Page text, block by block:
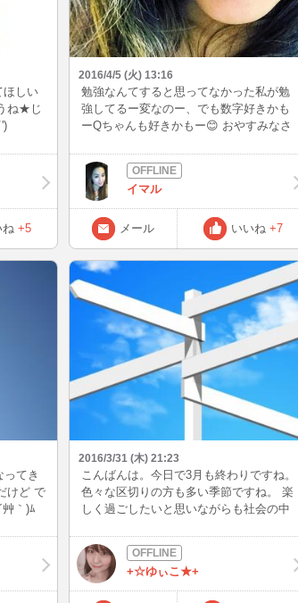
ほしい
ね★じ
ね +5
2016/4/5 (火) 13:16
勉強なんてすると思ってなかった私が勉
強してるー変なのー、でも数字好きかも
ーQちゃんも好きかもー😊 おやすみなさ
イマル
メール いいね +7
ってき
けど で
｀)ﾑ
2016/3/31 (木) 21:23
こんばんは。今日で3月も終わりですね。
色々な区切りの方も多い季節ですね。 楽
しく過ごしたいと思いながらも社会の中
いことが出来なかったり しますが、今日
は良い区切りの日です。 嫌な事は今日で
リセットしましょう♪
+☆ゆぃこ★+